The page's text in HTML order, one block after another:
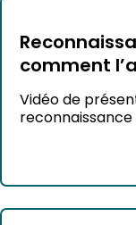
comment
Vidéo de